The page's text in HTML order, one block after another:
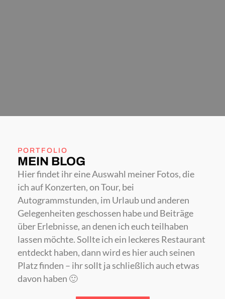
PORTFOLIO
MEIN BLOG
Hier findet ihr eine Auswahl meiner Fotos, die
ich auf Konzerten, on Tour, bei
Autogrammstunden, im Urlaub und anderen
Gelegenheiten geschossen habe und Beiträge
über Erlebnisse, an denen ich euch teilhaben
lassen möchte. Sollte ich ein leckeres Restaurant
entdeckt haben, dann wird es hier auch seinen
Platz finden – ihr sollt ja schließlich auch etwas
davon haben 🙂